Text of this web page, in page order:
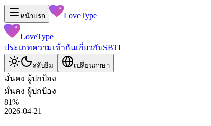
หน้าแรก LoveType
LoveType
ประเภทความเข้ากันเกี่ยวกับSBTI
สลับธีม เปลี่ยนภาษา
มั่นคง ผู้ปกป้อง
มั่นคง ผู้ปกป้อง
81%
2026-04-21